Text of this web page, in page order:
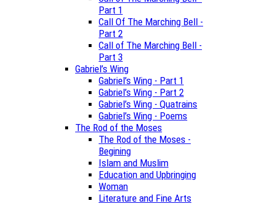
Part 1
Call Of The Marching Bell -
Part 2
Call of The Marching Bell -
Part 3
Gabriel’s Wing
Gabriel’s Wing - Part 1
Gabriel’s Wing - Part 2
Gabriel’s Wing - Quatrains
Gabriel’s Wing - Poems
The Rod of the Moses
The Rod of the Moses -
Begining
Islam and Muslim
Education and Upbringing
Woman
Literature and Fine Arts